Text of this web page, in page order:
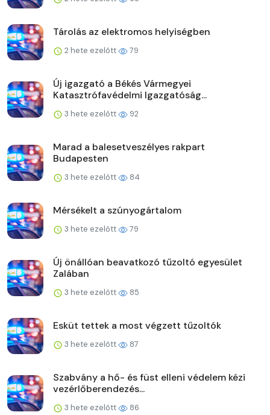
Tárolás az elektromos helyiségben
2 hete ezelőtt 79
Új igazgató a Békés Vármegyei
Katasztrófavédelmi Igazgatóság...
3 hete ezelőtt 92
Marad a balesetveszélyes rakpart
Budapesten
3 hete ezelőtt 84
Mérsékelt a szúnyogártalom
3 hete ezelőtt 79
Új önállóan beavatkozó tűzoltó egyesület
Zalában
3 hete ezelőtt 85
Esküt tettek a most végzett tűzoltók
3 hete ezelőtt 87
Szabvány a hő- és füst elleni védelem kézi
vezérlőberendezés...
3 hete ezelőtt 86